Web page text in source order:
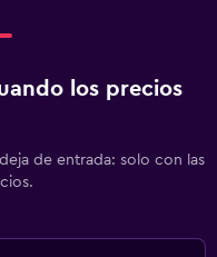
los precios
de entrada: solo con las